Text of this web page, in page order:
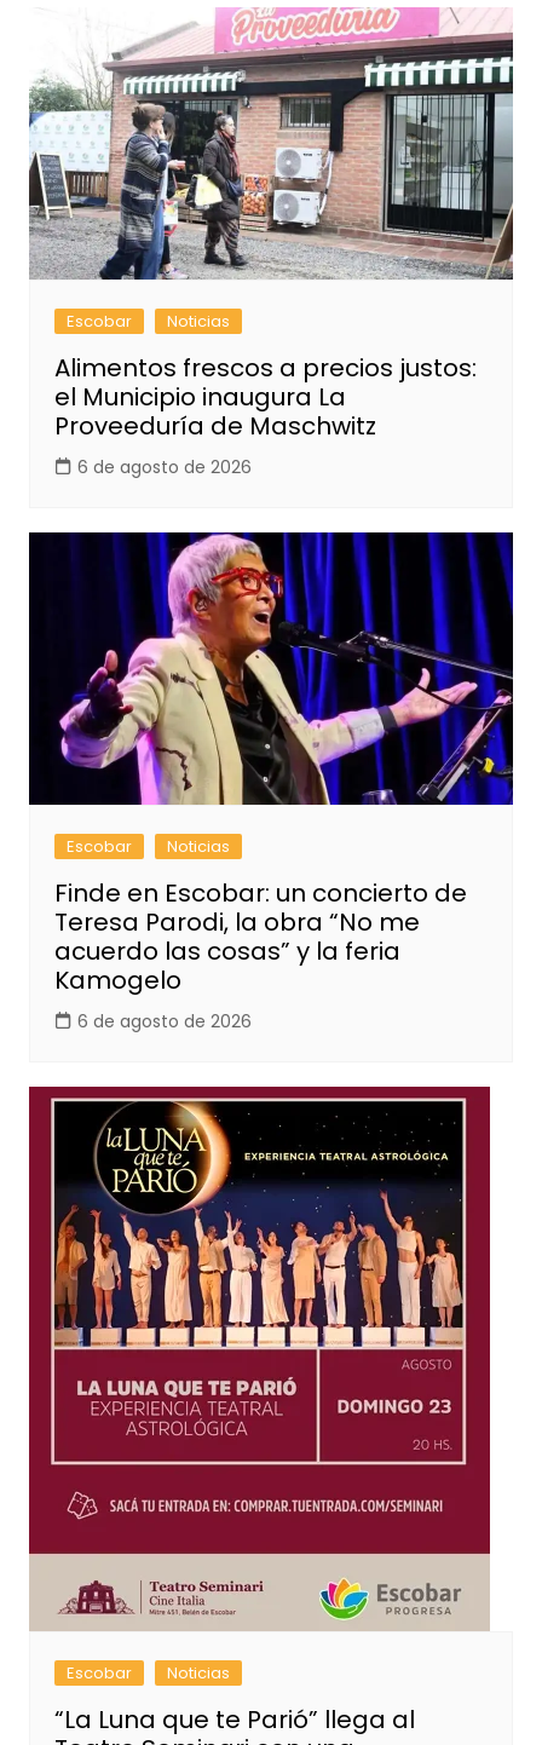
Escobar Noticias
Alimentos frescos a precios justos:
el Municipio inaugura La
Proveeduría de Maschwitz
6 de agosto de 2026
Escobar Noticias
Finde en Escobar: un concierto de
Teresa Parodi, la obra “No me
acuerdo las cosas” y la feria
Kamogelo
6 de agosto de 2026
Escobar Noticias
“La Luna que te Parió” llega al